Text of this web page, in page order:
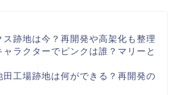
跡地は今？再開発や高架化も整理
ラクターでピンクは誰？マリーと
田工場跡地は何ができる？再開発の